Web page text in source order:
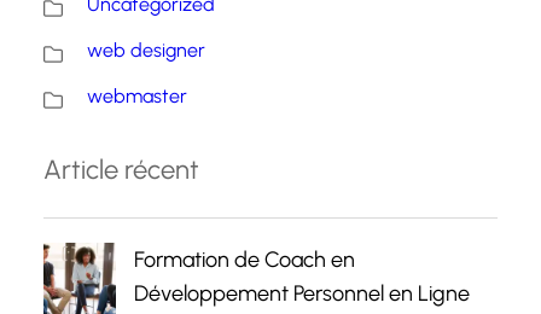
web designer
webmaster
Article récent
Formation de Coach en
Développement Personnel en Ligne